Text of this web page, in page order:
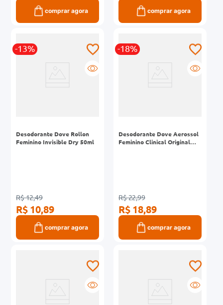
comprar agora comprar agora
-13%
Desodorante Dove Rollon
Feminino Invisible Dry 50ml
R$ 12,49
R$ 10,89
comprar agora
-18%
Desodorante Dove Aerossol
Feminino Clinical Original
R$ 22,99
R$ 18,89
comprar agora